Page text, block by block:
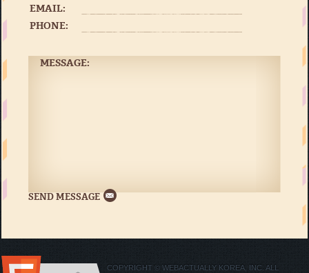
EMAIL:
PHONE:
MESSAGE:
COPYRIGHT © WEBACTUALLY KOREA, INC. ALL